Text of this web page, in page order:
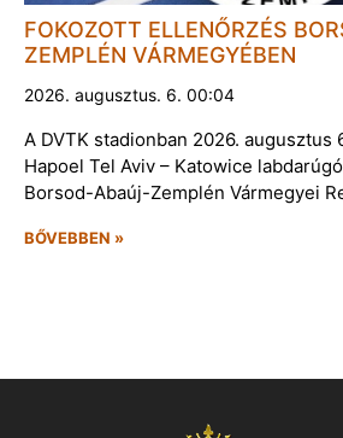
FOKOZOTT ELLENŐRZÉS
ZEMPLÉN VÁRMEGYÉBEN
2026. augusztus. 6. 00:04
A DVTK stadionban 2026. augusztus
Hapoel Tel Aviv – Katowice
Borsod-Abaúj-Zemplén Vármegyei
BŐVEBBEN »